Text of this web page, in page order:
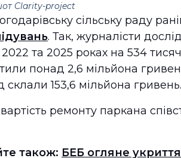
Clarity-project
сільську раду
. Так, журналісти
та 2025 роках на 534
понад 2,6 мільйона
склали 153,6 мільйона гривень.
ремонту паркана
також: БЕБ огляне